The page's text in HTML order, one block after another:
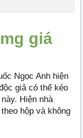
giá
Ngọc Anh hiện
giả có thể kéo
Hiện nhà
hộp và không